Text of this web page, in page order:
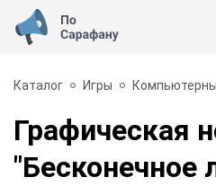
Каталог Игры
Графическая
"Бесконечное